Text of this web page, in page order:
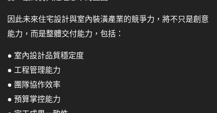
因此未來住宅設計與室內裝潢產業的競爭力，將不只是創意
能力，而是整體交付能力，包括：
● 室內設計品質穩定度
● 工程管理能力
● 團隊協作效率
● 預算掌控能力